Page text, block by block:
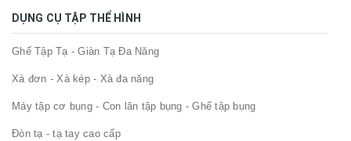
DỤNG CỤ TẬP THỂ HÌNH
Ghế Tập Tạ - Giàn Tạ Đa Năng
Xà đơn - Xà kép - Xà đa năng
Máy tập cơ bụng - Con lăn tập bụng - Ghế tập bụng
Đòn tạ - tạ tay cao cấp